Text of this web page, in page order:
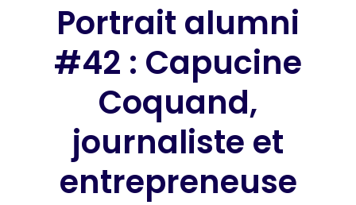
Portrait alumni
#42 : Capucine
Coquand,
journaliste et
entrepreneuse